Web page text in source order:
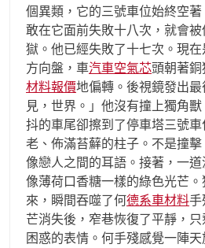
個異類，它的三號車位始終空
敢在它面前失敗十八次，就會
獄。他已經失敗了十七次。現
方向盤，車汽車空氣芯頭朝著
材料報價地偏轉。後視鏡發出
見，世界。」他沒有撞上獨角獸
抖的車尾卻擦到了停車塔三號
老、佈滿苔蘚的柱子。不是撞擊
像戀人之間的耳語。接著，一道
像薄荷口香糖一樣的綠色光芒
來，瞬間吞噬了何德系車材料手
芒消失後，窄巷恢復了平靜，
困惑的表情。何手殘感覺一陣